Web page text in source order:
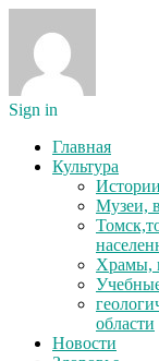
Sign in
Главная
Культура
Музеи,
Храмы,
области
Новости